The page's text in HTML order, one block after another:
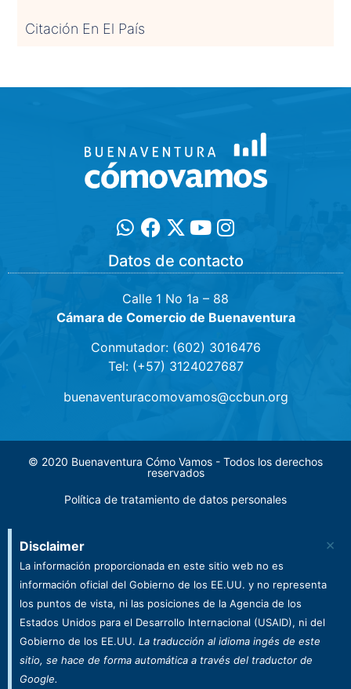
Citación En El País
Datos de contacto
Calle 1 No 1a – 88
Cámara de Comercio de Buenaventura
Conmutador: (602) 3016476
Tel: (+57) 3124027687
buenaventuracomovamos@ccbun.org
© 2020 Buenaventura Cómo Vamos - Todos los derechos
reservados
Política de tratamiento de datos personales
Disclaimer
La información proporcionada en este sitio web no es
información oficial del Gobierno de los EE.UU. y no representa
los puntos de vista, ni las posiciones de la Agencia de los
Estados Unidos para el Desarrollo Internacional (USAID), ni del
Gobierno de los EE.UU. La traducción al idioma ingés de este
sitio, se hace de forma automática a través del traductor de
Google.
×